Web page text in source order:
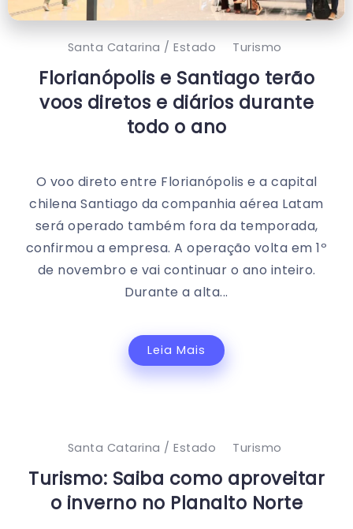
Santa Catarina / Estado Turismo
Florianópolis e Santiago terão
voos diretos e diários durante
todo o ano
O voo direto entre Florianópolis e a capital
chilena Santiago da companhia aérea Latam
será operado também fora da temporada,
confirmou a empresa. A operação volta em 1º
de novembro e vai continuar o ano inteiro.
Durante a alta...
Leia Mais
Santa Catarina / Estado Turismo
Turismo: Saiba como aproveitar
o inverno no Planalto Norte